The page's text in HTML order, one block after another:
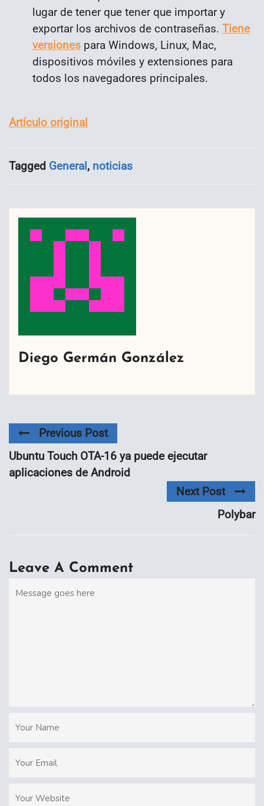
lugar de tener que tener que importar y
exportar los archivos de contraseñas. Tiene
versiones para Windows, Linux, Mac,
dispositivos móviles y extensiones para
todos los navegadores principales.
Artículo original
Tagged General, noticias
Diego Germán González
Previous Post
Ubuntu Touch OTA-16 ya puede ejecutar
aplicaciones de Android
Next Post
Polybar
Leave A Comment